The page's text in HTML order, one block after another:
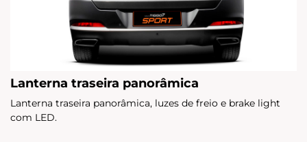
Lanterna traseira panorâmica
Lanterna traseira panorâmica, luzes de freio e brake light
com LED.